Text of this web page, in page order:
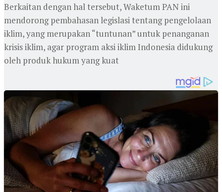
Berkaitan dengan hal tersebut, Waketum PAN ini
mendorong pembahasan legislasi tentang pengelolaan
iklim, yang merupakan “tuntunan” untuk penanganan
krisis iklim, agar program aksi iklim Indonesia didukung
oleh produk hukum yang kuat